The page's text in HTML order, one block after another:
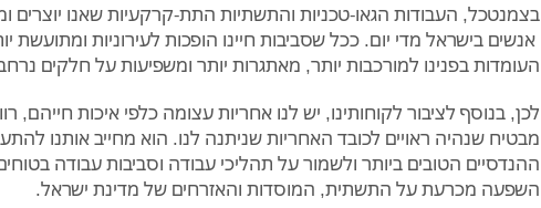
בצמנטכל, העבודות הגאו-טכניות והתשתיות התת-קרקעיות שאנו יוצרים
אנשים בישראל מדי יום. ככל שסביבות חיינו הופכות לעירוניות
העומדות בפנינו למורכבות יותר, מאתגרות יותר ומשפיעות על חלקים
לכן, בנוסף לציבור לקוחותינו, יש לנו אחריות עצומה כלפי איכות
מבטיח שנהיה ראויים לכובד האחריות שניתנה לנו. הוא מחייב אותנו
ההנדסיים הטובים ביותר ולשמור על תהליכי עבודה וסביבות עבודה
השפעה מכרעת על התשתית, המוסדות והאזרחים של מדינת ישראל.